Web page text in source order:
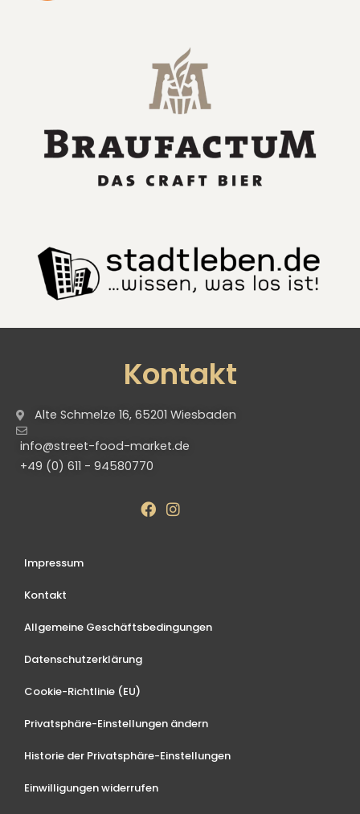
Kontakt
Alte Schmelze 16, 65201 Wiesbaden
info@street-food-market.de
+49 (0) 611 - 94580770
Impressum
Kontakt
Allgemeine Geschäftsbedingungen
Datenschutzerklärung
Cookie-Richtlinie (EU)
Privatsphäre-Einstellungen ändern
Historie der Privatsphäre-Einstellungen
Einwilligungen widerrufen